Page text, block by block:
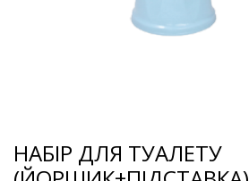
НАБІР ДЛЯ ТУАЛЕТУ